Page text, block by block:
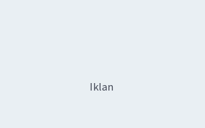
dua kali lipat sebelumnya. Jadi Ana
Iklan